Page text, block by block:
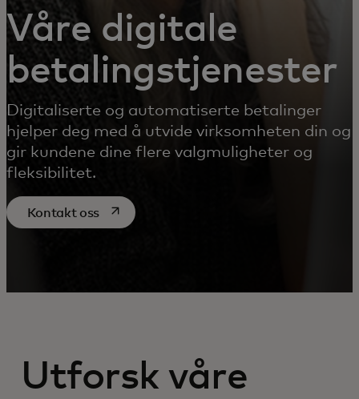
Våre digitale
betalingstjenester
Digitaliserte og automatiserte betalinger
hjelper deg med å utvide virksomheten din og
gir kundene dine flere valgmuligheter og
fleksibilitet.
Kontakt ossopens in a new tab
Utforsk våre